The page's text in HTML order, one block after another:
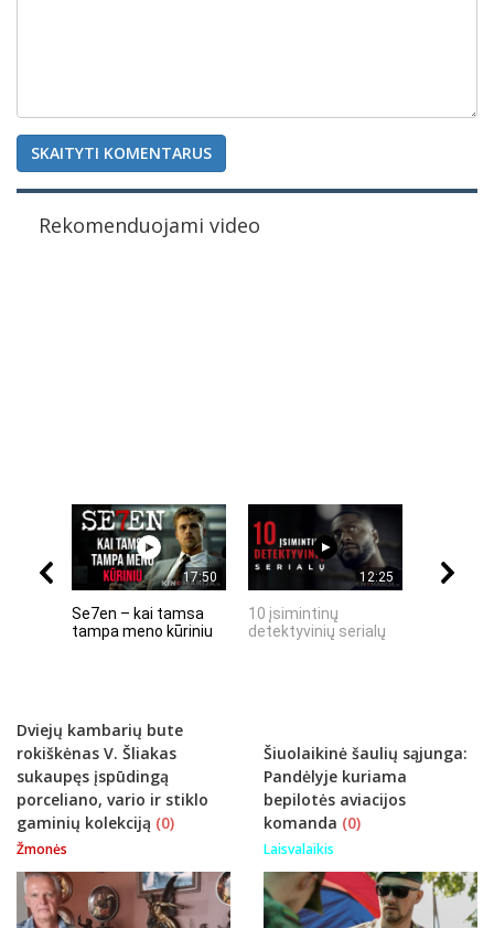
SKAITYTI KOMENTARUS
Rekomenduojami video
17:50
Se7en – kai tamsa
tampa meno kūriniu
12:25
10 įsimintinų
detektyvinių serialų
Dviejų kambarių bute
rokiškėnas V. Šliakas
sukaupęs įspūdingą
porceliano, vario ir stiklo
gaminių kolekciją (0)
Žmonės
Šiuolaikinė šaulių sąjunga:
Pandėlyje kuriama
bepilotės aviacijos
komanda (0)
Laisvalaikis